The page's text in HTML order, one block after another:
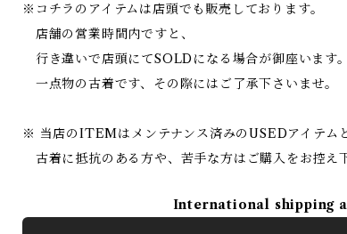
※コチラのアイテムは店頭でも販売しております。
店舗の営業時間内ですと、
行き違いで店頭にてSOLDになる場合が御座います。
一点物の古着です、その際にはご了承下さいませ。
※ 当店のITEMはメンテナンス済みのUSEDアイテムと
古着に抵抗のある方や、苦手な方はご購入をお控え
International shipping